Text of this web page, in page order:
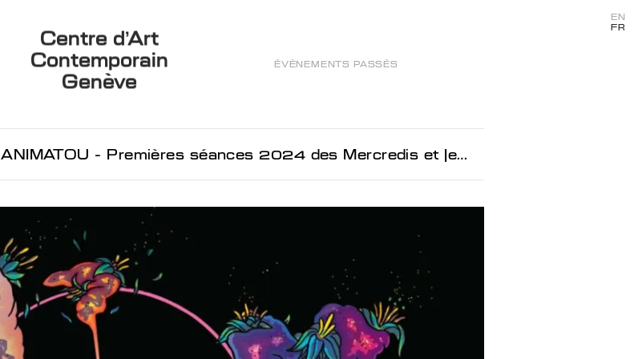
Centre d’Art
Contemporain
Genève
ÉVÉNEMENTS PASSÉS
EN
FR
ANIMATOU - Premières séances 2024 des Mercredis et Jeudis de l’animation